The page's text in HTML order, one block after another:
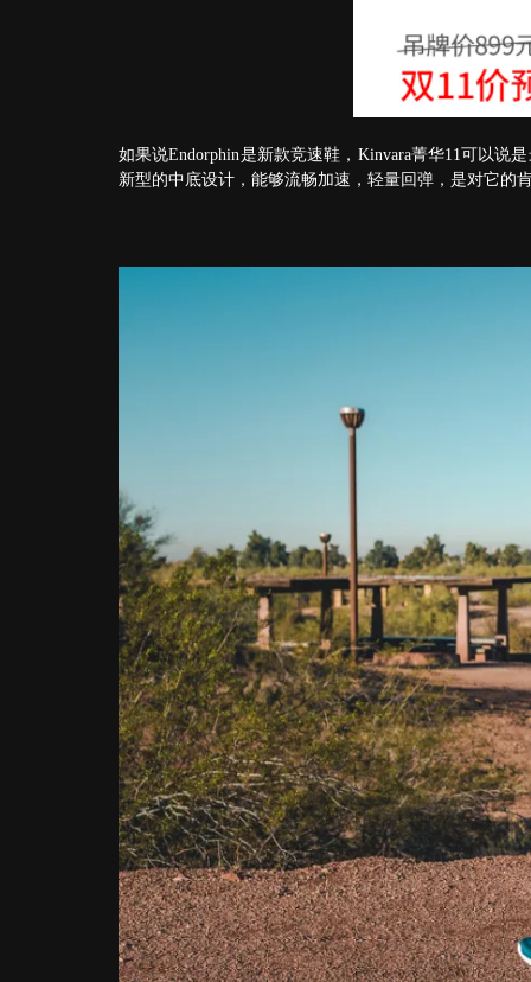
如果说Endorphin是新款竞速鞋，Kinvara菁华11可以说
新型的中底设计，能够流畅加速，轻量回弹，是对它的